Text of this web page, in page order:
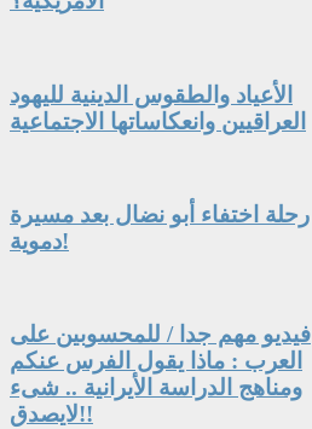
الأعياد والطقوس الدينية لليهود
العراقيين وانعكاساتها الاجتماعية
رحلة اختفاء أبو نضال بعد مسيرة
دموية!
فيديو مهم جدا / للمحسوبين على
العرب : ماذا يقول الفرس عنكم
ومناهج الدراسة الأيرانية .. شىء
لايصدق!!